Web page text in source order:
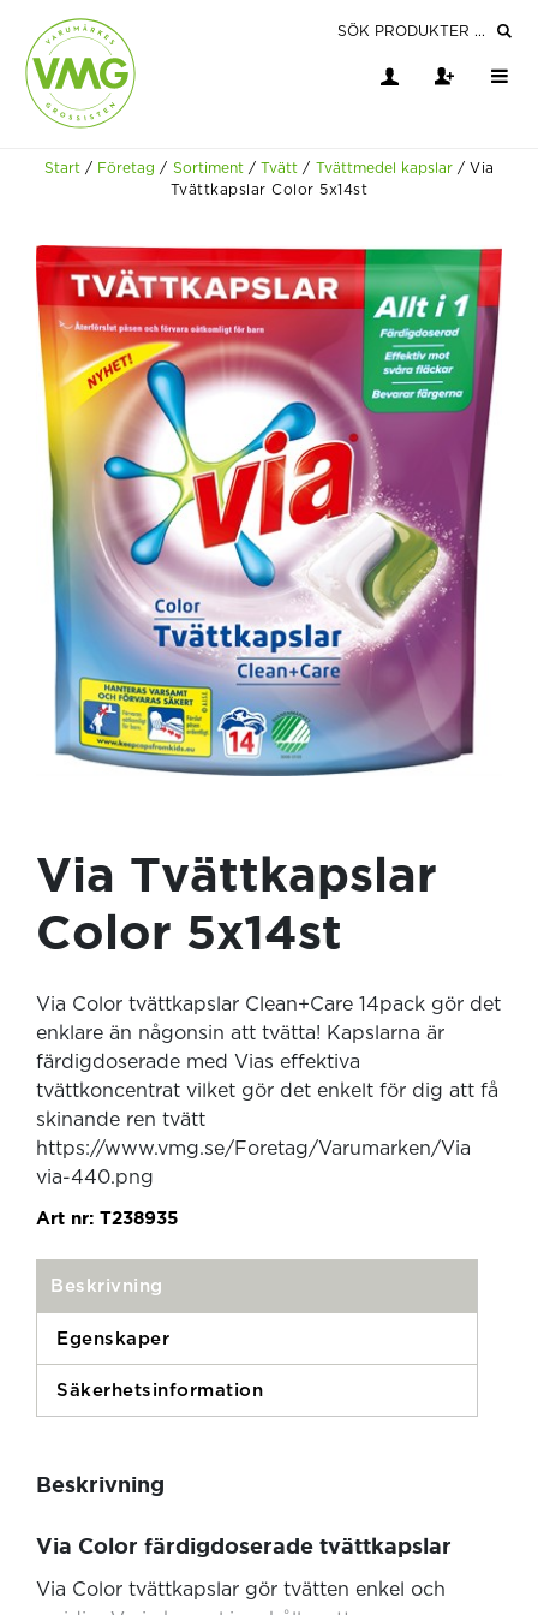
Start / Företag / Sortiment / Tvätt / Tvättmedel kapslar / Via
Tvättkapslar Color 5x14st
Via Tvättkapslar
Color 5x14st
Via Color tvättkapslar Clean+Care 14pack gör det
enklare än någonsin att tvätta! Kapslarna är
färdigdoserade med Vias effektiva
tvättkoncentrat vilket gör det enkelt för dig att få
skinande ren tvätt
https://www.vmg.se/Foretag/Varumarken/Via
via-440.png
Art nr: T238935
Beskrivning
Egenskaper
Säkerhetsinformation
Beskrivning
Via Color färdigdoserade tvättkapslar
Via Color tvättkapslar gör tvätten enkel och